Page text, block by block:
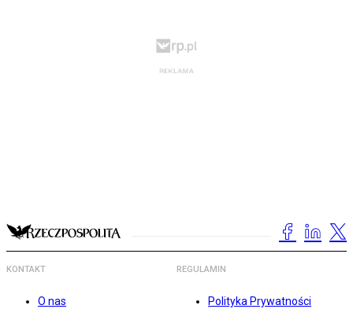
KONTAKT
O nas
REGULAMIN
Polityka Prywatności